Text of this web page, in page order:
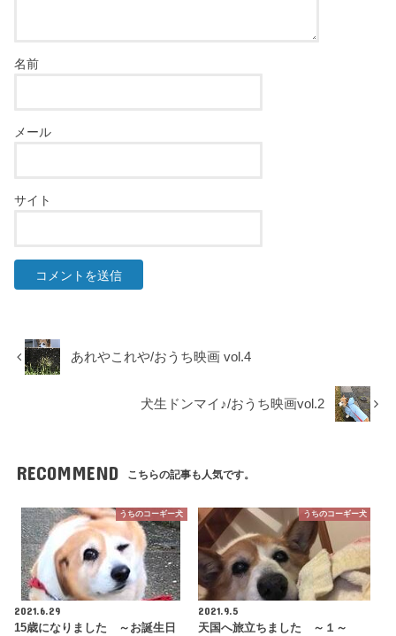
名前
メール
サイト
あれやこれや/おうち映画 vol.4
犬生ドンマイ♪/おうち映画vol.2
RECOMMEND こちらの記事も人気です。
うちのコーギー犬
2021.6.29
15歳になりました ～お誕生日
うちのコーギー犬
2021.9.5
天国へ旅立ちました ～１～